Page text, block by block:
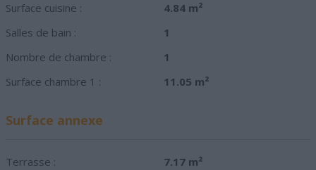
Surface cuisine :
4.84 m²
Salles de bain :
1
Nombre de chambre :
1
Surface chambre 1 :
11.05 m²
Surface annexe
Terrasse :
7.17 m²